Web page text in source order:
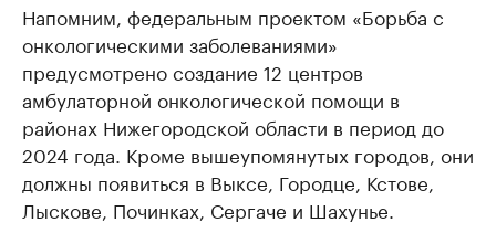
Напомним, федеральным проектом «Борьба с
онкологическими заболеваниями»
предусмотрено создание 12 центров
амбулаторной онкологической помощи в
районах Нижегородской области в период до
2024 года. Кроме вышеупомянутых городов, они
должны появиться в Выксе, Городце, Кстове,
Лыскове, Починках, Сергаче и Шахунье.